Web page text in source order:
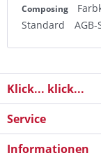
Composing
Standard AGB-
Klick... klick...
Service
Informationen